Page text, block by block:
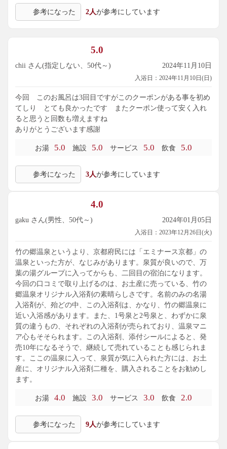
ペースがありました。ゲーセンもあるらしいが見つけられ
ちらに軍配、値段では仁左衛門といったところです。
参考になった 2人が参考にしています
5.0
chii さん(指定しない、50代～) 2024年11月10日
入浴日：2024年11月10日(日)
今回 このお風呂は3回目ですがこのクーポンがある事を初め
てしり とても良かったです またクーポン使って安く入れ
ると思うと回数も増えますね
ありがとうございます感謝
お湯 5.0 施設 5.0 サービス 5.0 飲食 5.0
参考になった 3人が参考にしています
4.0
gaku さん(男性、50代～) 2024年01月05日
入浴日：2023年12月26日(火)
竹の郷温泉というより、京都府民には「エミナース京都」の
温泉といった方が、なじみがあります。泉質が良いので、万
葉の湯グループに入ってからも、二回目の宿泊になります。
今回の口コミで取り上げるのは、お土産に売っている、竹の
郷温泉オリジナル入浴剤の素晴らしさです。名前のみの名湯
入浴剤が、殆どの中、この入浴剤は、かなり、竹の郷温泉に
近い入浴感があります。また、1号泉と2号泉と、わずかに泉
質の違うもの、それぞれの入浴剤が売られており、温泉マニ
ア心もそそられます。この入浴剤、添付シールによると、発
売10年になるそうで、継続して売れていることも感じられま
す。ここの温泉に入って、泉質が気に入られた方には、お土
産に、オリジナル入浴剤二種を、購入されることをお勧めし
ます。
お湯 4.0 施設 3.0 サービス 3.0 飲食 2.0
参考になった 9人が参考にしています